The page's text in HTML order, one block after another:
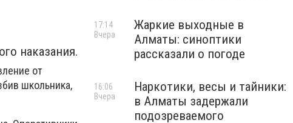
наказания.
от
школьника,
Жаркие выходные в
Алматы: синоптики
рассказали о погоде
17:14
Вчера
Наркотики, весы и тайники:
в Алматы задержали
подозреваемого
16:06
Вчера